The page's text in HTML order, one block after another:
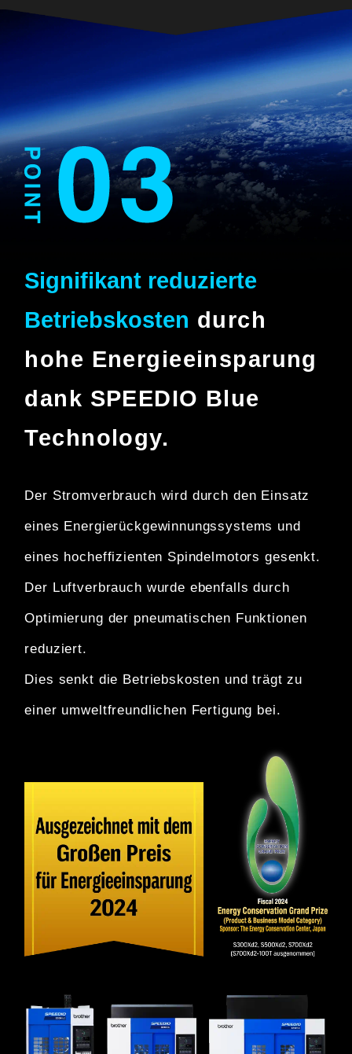
Signifikant reduzierte
Betriebskosten durch
hohe Energieeinsparung
dank SPEEDIO Blue
Technology.
Der Stromverbrauch wird durch den Einsatz
eines Energierückgewinnungssystems und
eines hocheffizienten Spindelmotors gesenkt.
Der Luftverbrauch wurde ebenfalls durch
Optimierung der pneumatischen Funktionen
reduziert.
Dies senkt die Betriebskosten und trägt zu
einer umweltfreundlichen Fertigung bei.